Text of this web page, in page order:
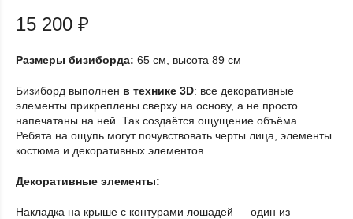
15 200 ₽
Размеры бизиборда: 65 см, высота 89 см
Бизиборд выполнен в технике 3D: все декоративные
элементы прикреплены сверху на основу, а не просто
напечатаны на ней. Так создаётся ощущение объёма.
Ребята на ощупь могут почувствовать черты лица, элементы
костюма и декоративных элементов.
Декоративные элементы:
Накладка на крыше с контурами лошадей — один из